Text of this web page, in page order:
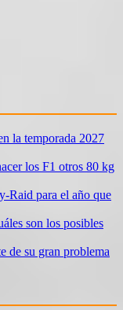
la temporada 2027
los F1 otros 80 kg
Raid para el año que
son los posibles
de su gran problema